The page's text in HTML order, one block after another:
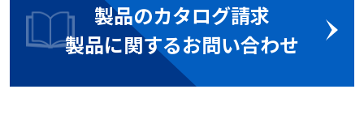
製品のカタログ請求
製品に関するお問い合わせ